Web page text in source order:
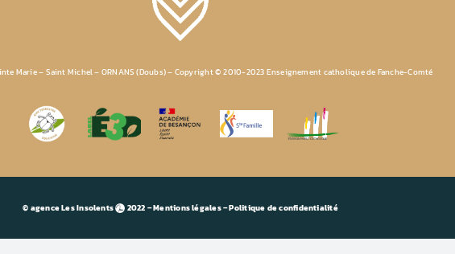
Marie – Saint Michel – ORNANS (Doubs) – Copyright © 2010-2023 Enseignement catholique de Fanche-Comté
© agence Les Insolents 2022 – Mentions légales – Politique de confidentialité